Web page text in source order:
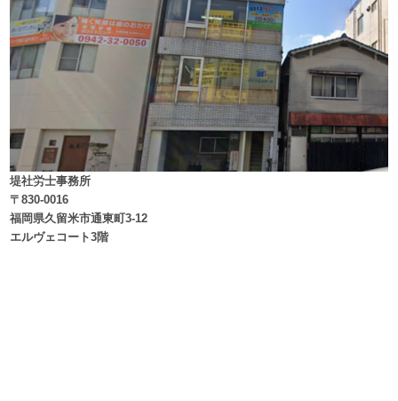
堤社労士事務所
〒830-0016
福岡県久留米市通東町3-12
エルヴェコート3階